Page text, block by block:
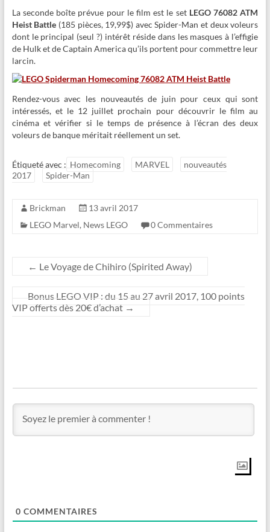
La seconde boîte prévue pour le film est le set LEGO 76082 ATM
Heist Battle (185 pièces, 19,99$) avec Spider-Man et deux voleurs
dont le principal (seul ?) intérêt réside dans les masques à l’effigie
de Hulk et de Captain America qu’ils portent pour commettre leur
larcin.
Rendez-vous avec les nouveautés de juin pour ceux qui sont
intéressés, et le 12 juillet prochain pour découvrir le film au
cinéma et vérifier si le temps de présence à l’écran des deux
voleurs de banque méritait réellement un set.
Étiqueté avec : Homecoming MARVEL
nouveautés
2017
Spider-Man
Brickman
13 avril 2017
LEGO Marvel, News LEGO 0 Commentaires
← Le Voyage de Chihiro (Spirited Away)
Bonus LEGO VIP : du 15 au 27 avril 2017, 100 points
VIP offerts dès 20€ d’achat →
0 COMMENTAIRES